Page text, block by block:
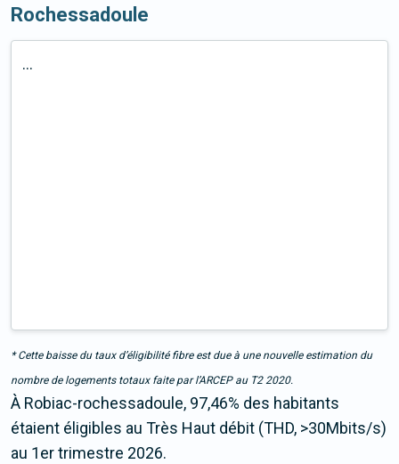
Rochessadoule
...
* Cette baisse du taux d’éligibilité fibre est due à une nouvelle estimation du
nombre de logements totaux faite par l’ARCEP au T2 2020.
À Robiac-rochessadoule, 97,46% des habitants
étaient éligibles au Très Haut débit (THD, >30Mbits/s)
au 1er trimestre 2026.